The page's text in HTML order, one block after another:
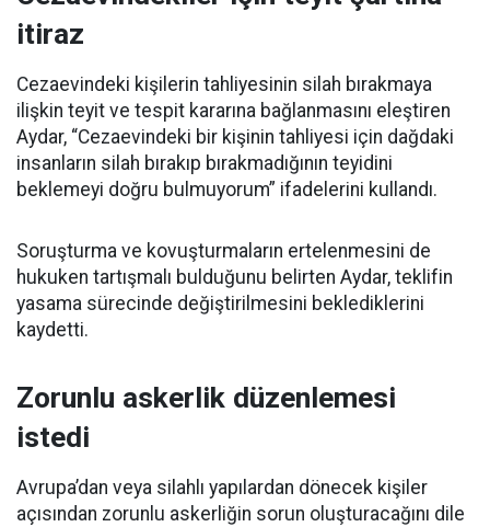
itiraz
Cezaevindeki kişilerin tahliyesinin silah bırakmaya
ilişkin teyit ve tespit kararına bağlanmasını eleştiren
Aydar, “Cezaevindeki bir kişinin tahliyesi için dağdaki
insanların silah bırakıp bırakmadığının teyidini
beklemeyi doğru bulmuyorum” ifadelerini kullandı.
Soruşturma ve kovuşturmaların ertelenmesini de
hukuken tartışmalı bulduğunu belirten Aydar, teklifin
yasama sürecinde değiştirilmesini beklediklerini
kaydetti.
Zorunlu askerlik düzenlemesi
istedi
Avrupa’dan veya silahlı yapılardan dönecek kişiler
açısından zorunlu askerliğin sorun oluşturacağını dile